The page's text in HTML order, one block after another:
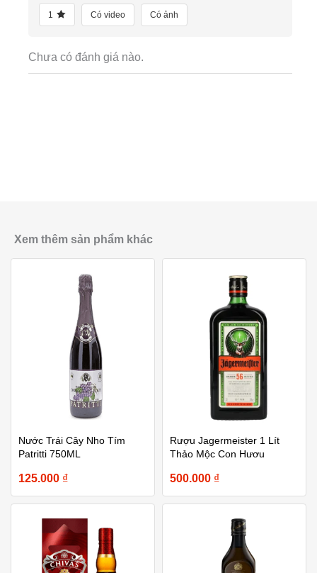
1 Có video Có ảnh
Chưa có đánh giá nào.
Xem thêm sản phẩm khác
Nước Trái Cây Nho Tím
Patritti 750ML
125.000 ₫
Rượu Jagermeister 1 Lít
Thảo Mộc Con Hươu
500.000 ₫